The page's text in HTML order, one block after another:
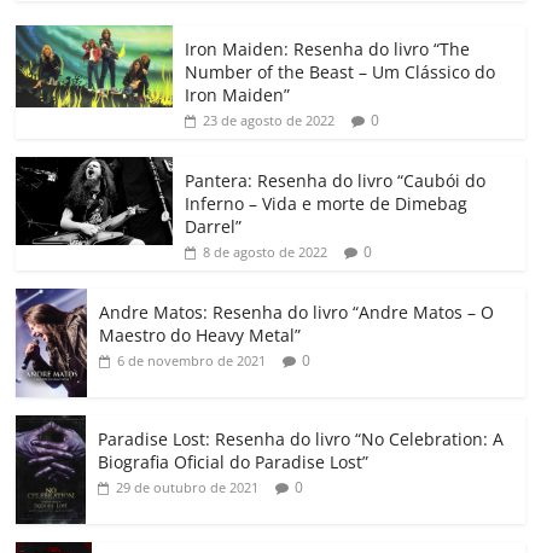
c
e
b
o
o
k
itt
er s
A
p
e
dI
gl
e
Cl
a
ss
ro
o
y
Li
k
p
h
ar
Iron Maiden: Resenha do livro “The
Number of the Beast – Um Clássico do
Iron Maiden”
23 de agosto de 2022 0
Pantera: Resenha do livro “Caubói do
Inferno – Vida e morte de Dimebag
Darrel”
8 de agosto de 2022 0
Andre Matos: Resenha do livro “Andre Matos – O
Maestro do Heavy Metal”
6 de novembro de 2021 0
Paradise Lost: Resenha do livro “No Celebration: A
Biografia Oficial do Paradise Lost”
29 de outubro de 2021 0